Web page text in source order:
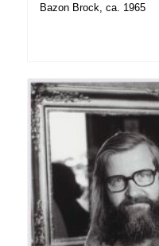
Bazon Brock, ca. 1965